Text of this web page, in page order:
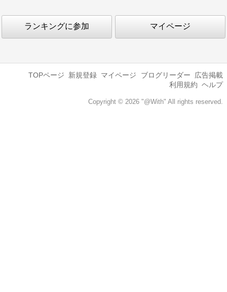
ランキングに参加 マイページ
TOPページ 新規登録 マイページ ブログリーダー
広告掲載
利用規約 ヘルプ
Copyright © 2026 "@With" All rights reserved.